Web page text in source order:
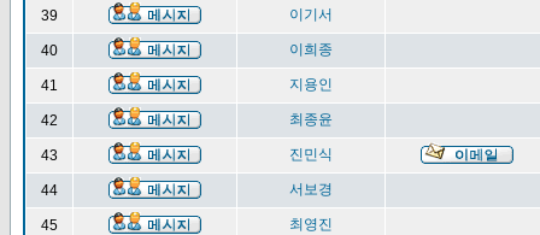
39 이기서
40 이희종
41 지용인
42 최종윤
43 진민식
44 서보경
45 최영진